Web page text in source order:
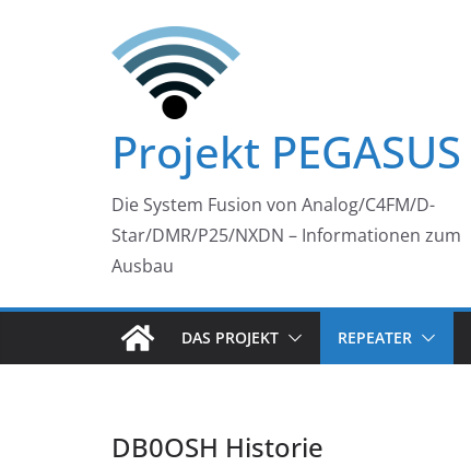
Projekt PEGASUS
Die System Fusion von Analog/C4FM/D-
Star/DMR/P25/NXDN – Informationen zum
Ausbau
DAS PROJEKT REPEATER
DB0OSH Historie